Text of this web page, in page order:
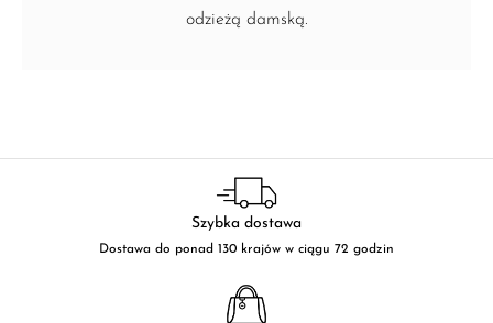
odzieżą damską.
Szybka dostawa
Dostawa do ponad 130 krajów w ciągu 72 godzin